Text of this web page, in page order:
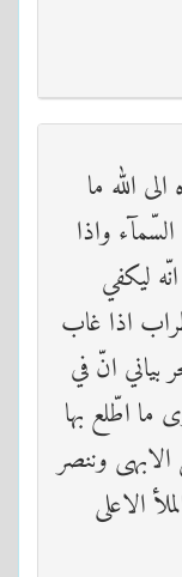
الله ما
واذا
ليكفي
اذا غاب
انّ في
اطّلع بها
الابهى وننصر
الاعلى